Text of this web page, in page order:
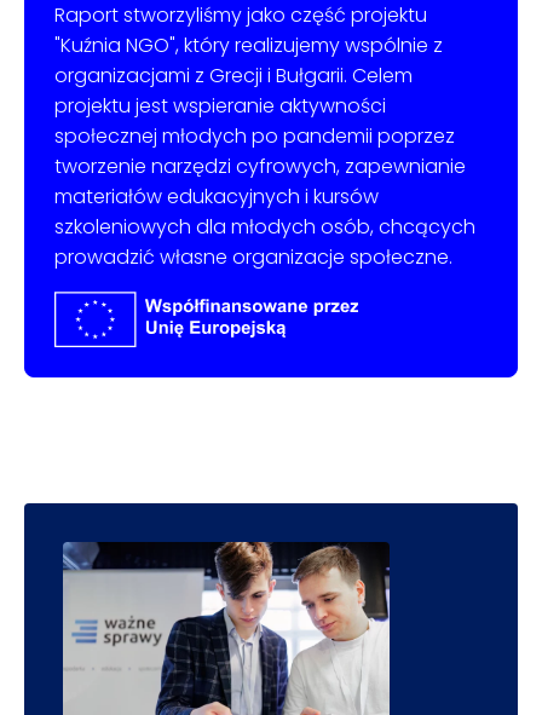
Raport stworzyliśmy jako część projektu
"Kuźnia NGO", który realizujemy wspólnie z
organizacjami z Grecji i Bułgarii. Celem
projektu jest wspieranie aktywności
społecznej młodych po pandemii poprzez
tworzenie narzędzi cyfrowych, zapewnianie
materiałów edukacyjnych i kursów
szkoleniowych dla młodych osób, chcących
prowadzić własne organizacje społeczne.